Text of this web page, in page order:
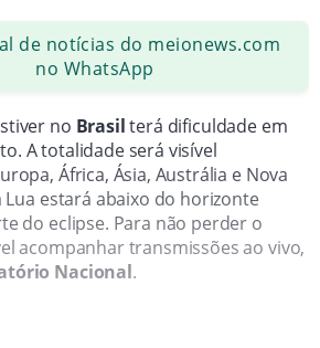
de notícias do meionews.com
no WhatsApp
no Brasilterá dificuldade em
A totalidade será visível
África, Ásia, Austrália e Nova
Lua estará abaixo do horizonte
do eclipse. Para não perder o
acompanhar transmissões ao vivo,
Nacional.